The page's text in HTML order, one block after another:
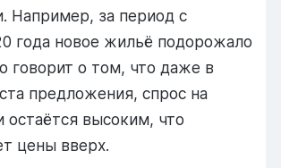
Например, за период с
года новое жильё подорожало
говорит о том, что даже в
предложения, спрос на
остаётся высоким, что
цены вверх.